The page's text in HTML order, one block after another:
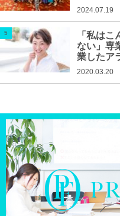
2024.07.19
「私は
ない」専
業したア
2020.03.20